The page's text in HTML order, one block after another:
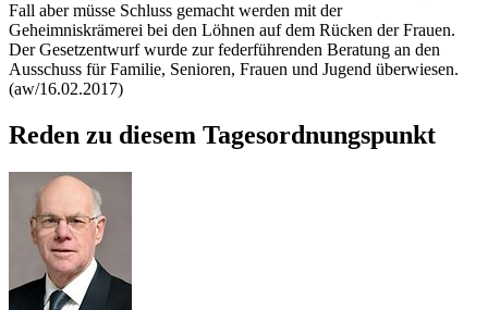
Fall aber müsse Schluss gemacht werden mit der
Geheimniskrämerei bei den Löhnen auf dem Rücken der Frauen.
Der Gesetzentwurf wurde zur federführenden Beratung an den
Ausschuss für Familie, Senioren, Frauen und Jugend überwiesen.
(aw/16.02.2017)
Reden zu diesem Tagesordnungspunkt